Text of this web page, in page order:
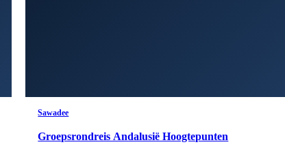
Sawadee
Groepsrondreis Andalusië Hoogtepunten